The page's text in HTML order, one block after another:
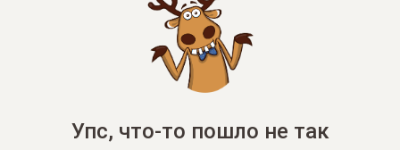
Упс, что-то пошло не так